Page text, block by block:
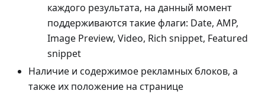
каждого результата, на данный момент
поддерживаются такие флаги: Date, AMP,
Image Preview, Video, Rich snippet, Featured
snippet
Наличие и содержимое рекламных блоков, а
также их положение на странице